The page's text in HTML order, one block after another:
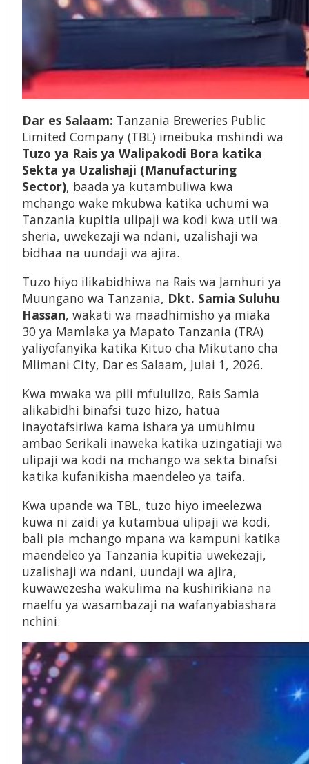
Dar es Salaam: Tanzania Breweries Public
Limited Company (TBL) imeibuka mshindi wa
Tuzo ya Rais ya Walipakodi Bora katika
Sekta ya Uzalishaji (Manufacturing
Sector), baada ya kutambuliwa kwa
mchango wake mkubwa katika uchumi wa
Tanzania kupitia ulipaji wa kodi kwa utii wa
sheria, uwekezaji wa ndani, uzalishaji wa
bidhaa na uundaji wa ajira.
Tuzo hiyo ilikabidhiwa na Rais wa Jamhuri ya
Muungano wa Tanzania, Dkt. Samia Suluhu
Hassan, wakati wa maadhimisho ya miaka
30 ya Mamlaka ya Mapato Tanzania (TRA)
yaliyofanyika katika Kituo cha Mikutano cha
Mlimani City, Dar es Salaam, Julai 1, 2026.
Kwa mwaka wa pili mfululizo, Rais Samia
alikabidhi binafsi tuzo hizo, hatua
inayotafsiriwa kama ishara ya umuhimu
ambao Serikali inaweka katika uzingatiaji wa
ulipaji wa kodi na mchango wa sekta binafsi
katika kufanikisha maendeleo ya taifa.
Kwa upande wa TBL, tuzo hiyo imeelezwa
kuwa ni zaidi ya kutambua ulipaji wa kodi,
bali pia mchango mpana wa kampuni katika
maendeleo ya Tanzania kupitia uwekezaji,
uzalishaji wa ndani, uundaji wa ajira,
kuwawezesha wakulima na kushirikiana na
maelfu ya wasambazaji na wafanyabiashara
nchini.